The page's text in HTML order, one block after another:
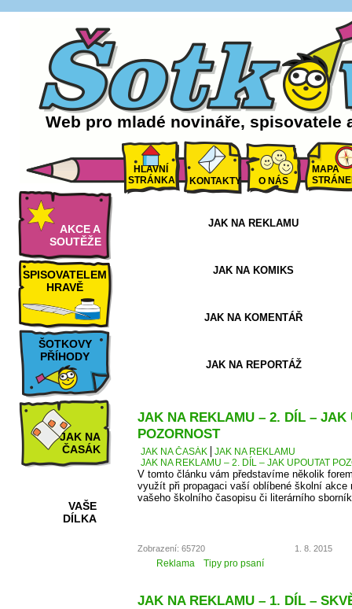
Web pro mladé novináře, spisovatele
HLAVNÍ
STRÁNKA
KONTAKTY O NÁS
MAPA
AKCE A
SOUTĚŽE
SPISOVATELEM
HRAVĚ
ŠOTKOVY
PŘÍHODY
JAK NA
ČASÁK
VAŠE
DÍLKA
JAK NA REKLAMU
JAK NA KOMIKS
JAK NA KOMENTÁŘ
JAK NA REPORTÁŽ
JAK NA REKLAMU – 2. DÍL – JAK
POZORNOST
JAK NA ČASÁK
JAK NA REKLAMU
JAK NA REKLAMU – 2. DÍL – JAK UPOUTAT
V tomto článku vám představíme několik
využít při propagaci vaší oblíbené školní akce
vašeho školního časopisu či literárního
Zobrazení: 65720 1. 8. 2015
Reklama Tipy pro psaní
JAK NA REKLAMU – 1. DÍL –